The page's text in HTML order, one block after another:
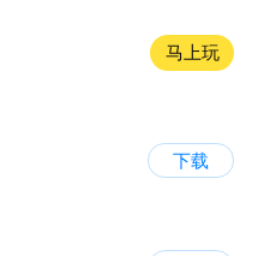
马上玩
下载